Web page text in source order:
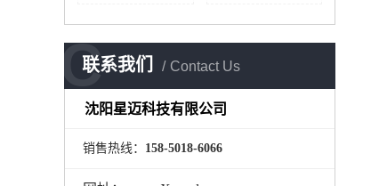
联系我们 Contact Us
C
沈阳星迈科技有限公司
销售热线： 158-5018-6066